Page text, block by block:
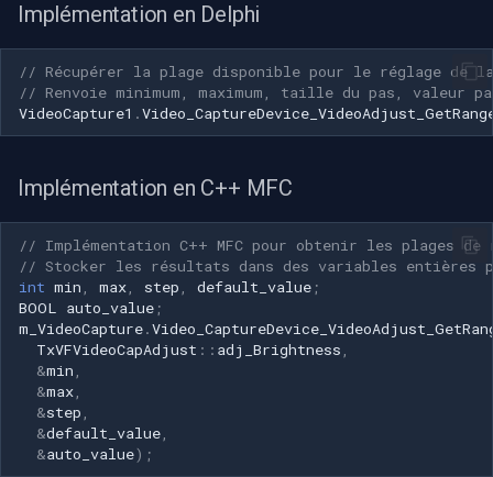
OpenCV
OpenGL
Spécifique à Windows
Spécifique à Linux
Spécifique à Apple
INSTAR
Zmodo
Arecont Vision
JVC
LG
Implémentation en Delphi
// Récupérer la plage disponible pour le réglage de
// Renvoie minimum, maximum, taille du pas, valeur
VideoCapture1 .
Implémentation en C++ MFC
// Implémentation C++ MFC pour obtenir les plages
// Stocker les résultats dans des variables entières
int min max step default_value ;
BOOL
auto_value ;
m_VideoCapture.
TxVFVideoCapAdjust :: adj_Brightness
&min
&max
&step
&default_value
&auto_value);